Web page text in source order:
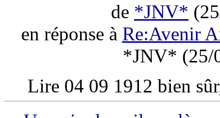
de *JNV*
en réponse à Re:Avenir
*JNV* (25/
Lire 04 09 1912 bien